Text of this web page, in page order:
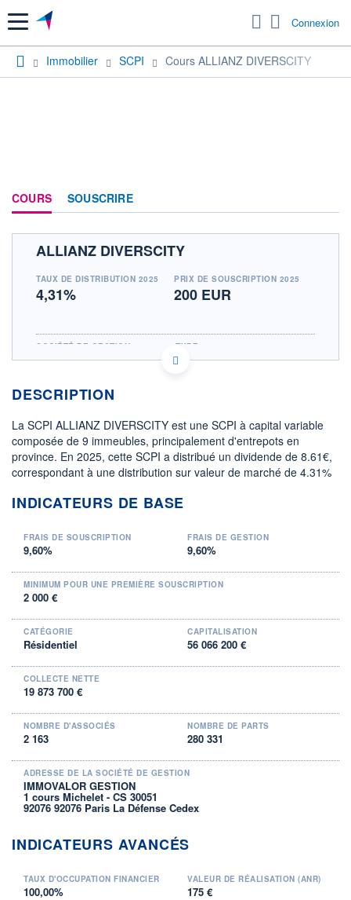
Menu Connexion
Immobilier SCPI Cours ALLIANZ DIVERSCITY
COURS SOUSCRIRE
ALLIANZ DIVERSCITY
TAUX DE DISTRIBUTION 2025
4,31%
PRIX DE SOUSCRIPTION 2025
200 EUR
SOCIÉTÉ DE GESTION
IMMOVALOR GESTION
TYPE
Capital variable
DATE DE CRÉATION
TAUX DE DISTRIBUTION 2024
3,69%
TAUX DE DISTRIBUTION 2023
2,93%
DESCRIPTION
La SCPI ALLIANZ DIVERSCITY est une SCPI à capital variable
composée de 9 immeubles, principalement d'entrepots en
province. En 2025, cette SCPI a distribué un dividende de 8.61€,
correspondant à une distribution sur valeur de marché de 4.31%
INDICATEURS DE BASE
FRAIS DE SOUSCRIPTION
9,60%
FRAIS DE GESTION
9,60%
MINIMUM POUR UNE PREMIÈRE SOUSCRIPTION
2 000 €
CATÉGORIE
Résidentiel
CAPITALISATION
56 066 200 €
COLLECTE NETTE
19 873 700 €
NOMBRE D'ASSOCIÉS
2 163
NOMBRE DE PARTS
280 331
ADRESSE DE LA SOCIÉTÉ DE GESTION
IMMOVALOR GESTION
1 cours Michelet - CS 30051
92076 92076 Paris La Défense Cedex
INDICATEURS AVANCÉS
TAUX D'OCCUPATION FINANCIER
100,00%
VALEUR DE RÉALISATION (ANR)
175 €